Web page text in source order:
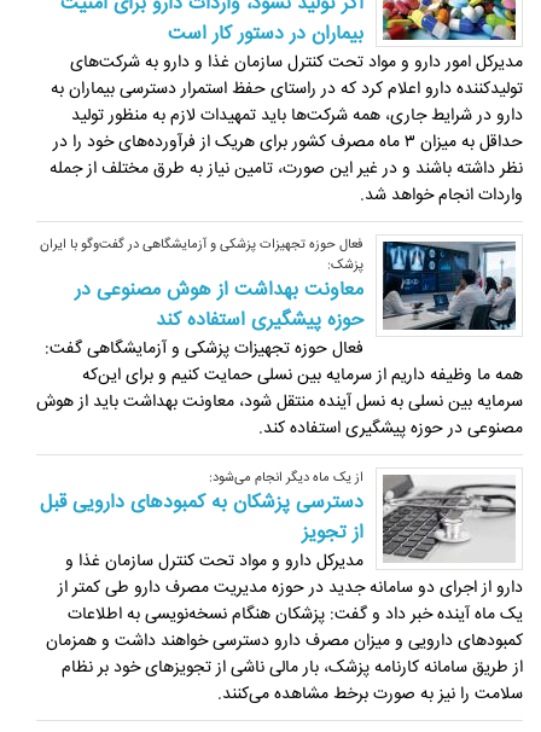
بیماران در دستور کار است
مدیرکل امور دارو و مواد تحت کنترل سازمان غذا و دارو به شرکت‌های
تولیدکننده دارو اعلام کرد که در راستای حفظ استمرار دسترسی بیماران به
دارو در شرایط جاری، همه شرکت‌ها باید تمهیدات لازم به منظور تولید
حداقل به میزان ۳ ماه مصرف کشور برای هریک از فرآورده‌های خود را در
نظر داشته باشند و در غیر این صورت، تامین نیاز به طرق مختلف از جمله
واردات انجام خواهد شد.
فعال حوزه تجهیزات پزشکی و آزمایشگاهی در گفت‌وگو با ایران
پزشک:
معاونت بهداشت از هوش مصنوعی در
حوزه پیشگیری استفاده کند
فعال حوزه تجهیزات پزشکی و آزمایشگاهی گفت:
همه ما وظیفه داریم از سرمایه بین نسلی حمایت کنیم و برای این‌که
سرمایه بین نسلی به نسل آینده منتقل شود، معاونت بهداشت باید از هوش
مصنوعی در حوزه پیشگیری استفاده کند.
از یک ماه دیگر انجام می‌شود:
دسترسی پزشکان به کمبودهای دارویی قبل
از تجویز
مدیرکل دارو و مواد تحت کنترل سازمان غذا و
دارو از اجرای دو سامانه جدید در حوزه مدیریت مصرف دارو طی کمتر از
یک ماه آینده خبر داد و گفت: پزشکان هنگام نسخه‌نویسی به اطلاعات
کمبودهای دارویی و میزان مصرف دارو دسترسی خواهند داشت و همزمان
از طریق سامانه کارنامه پزشک، بار مالی ناشی از تجویزهای خود بر نظام
سلامت را نیز به‌ صورت برخط مشاهده می‌کنند.